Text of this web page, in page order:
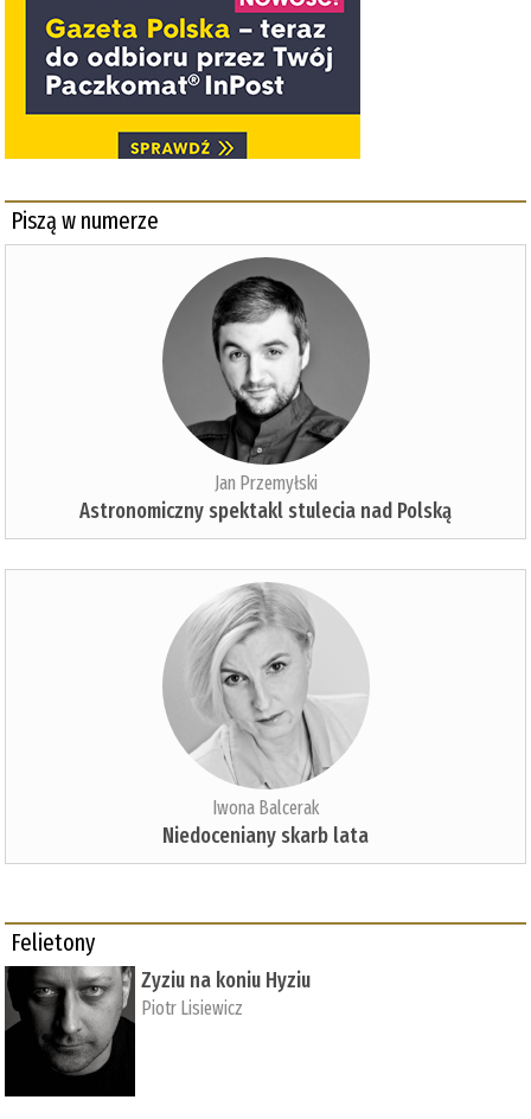
Piszą w numerze
Jan Przemyłski
Astronomiczny spektakl stulecia nad Polską
Iwona Balcerak
Niedoceniany skarb lata
Felietony
Zyziu na koniu Hyziu
Piotr Lisiewicz